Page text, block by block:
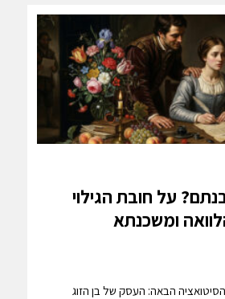
על חובת הגילוי
ומשכנתא
הבאה: העסק של בן הזוג